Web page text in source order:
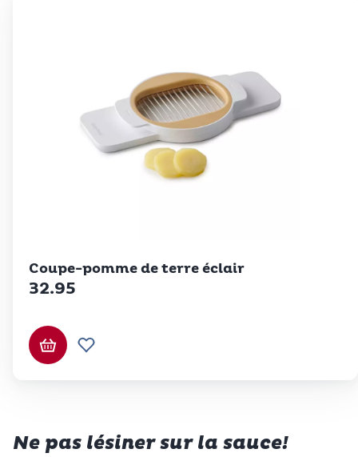
Coupe-pomme de terre éclair
32.95
Ajouter au panier
Ajouter à la liste de souhaits.
Ne pas lésiner sur la sauce!